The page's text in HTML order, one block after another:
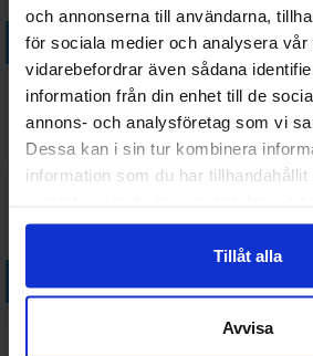
och annonserna till användarna,
för sociala medier och analysera vår
vidarebefordrar även sådana
information från din enhet till de
annons- och analysföretag som vi
Dessa kan i sin tur kombinera
information som du har
Tillåt alla
Avvisa
Köp
Terreng Tree Lines - 14 träd
& tillbehör
349 SEK Väntas in:
2026-09-30 519
Köp